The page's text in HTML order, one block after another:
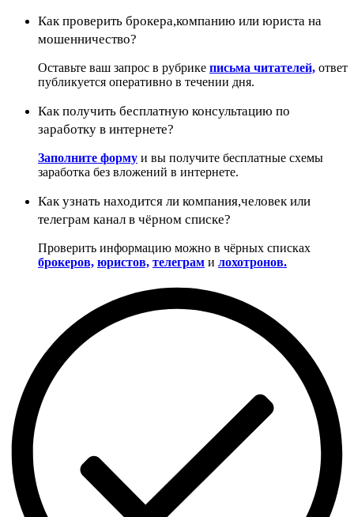
Как проверить брокера,компанию или юриста на
мошенничество?
Оставьте ваш запрос в рубрике письма читателей, ответ
публикуется оперативно в течении дня.
Как получить бесплатную консультацию по
заработку в интернете?
Заполните форму и вы получите бесплатные схемы
заработка без вложений в интернете.
Как узнать находится ли компания,человек или
телеграм канал в чёрном списке?
Проверить информацию можно в чёрных списках
брокеров, юристов, телеграм и лохотронов.